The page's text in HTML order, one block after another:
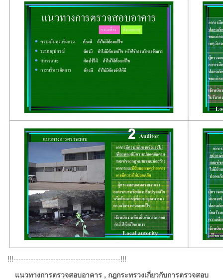
!!!-------------------------------------------!!!
แนวทางการตรวจสอบอาคาร , กฎกระทรวงเกี่ยวกับการตรวจสอบ